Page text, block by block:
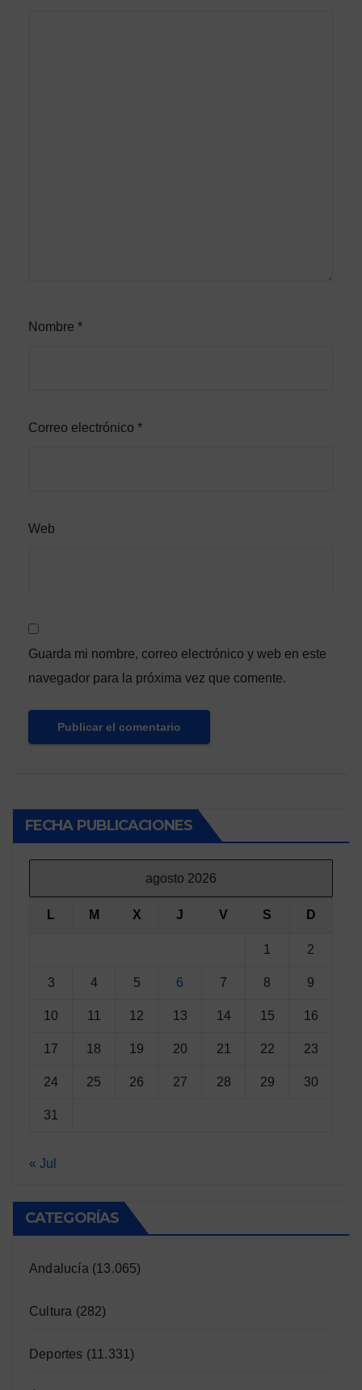
Nombre *
Correo electrónico *
Web
Guarda mi nombre, correo electrónico y web en este
navegador para la próxima vez que comente.
FECHA PUBLICACIONES
agosto 2026
L M X J V S D
1 2
3 4 5 6 7 8 9
10 11 12 13 14 15 16
17 18 19 20 21 22 23
24 25 26 27 28 29 30
31
« Jul
CATEGORÍAS
Andalucía (13.065)
Cultura (282)
Deportes (11.331)